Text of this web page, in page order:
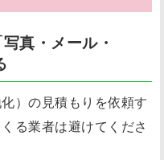
真・メール・
）の見積もりを依頼す
る業者は避けてくださ